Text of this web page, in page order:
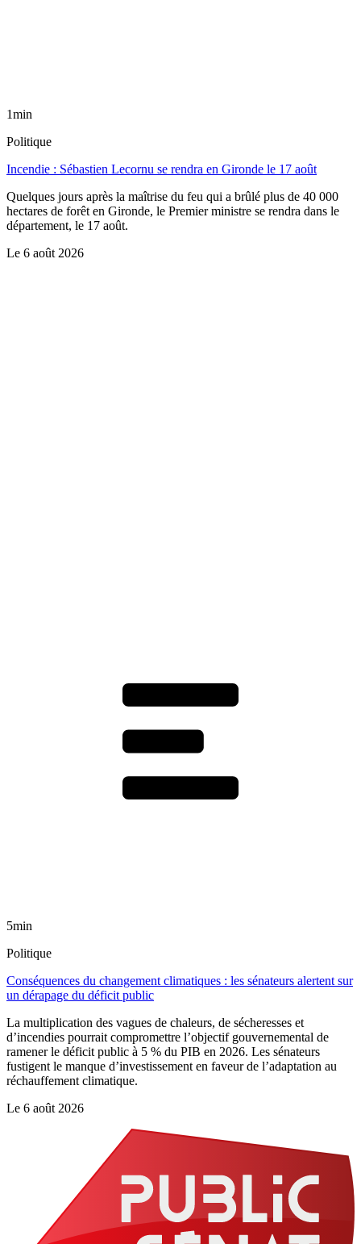
1min
Politique
Incendie : Sébastien Lecornu se rendra en Gironde le 17 août
Quelques jours après la maîtrise du feu qui a brûlé plus de 40 000
hectares de forêt en Gironde, le Premier ministre se rendra dans le
département, le 17 août.
Le 6 août 2026
5min
Politique
Conséquences du changement climatiques : les sénateurs alertent sur
un dérapage du déficit public
La multiplication des vagues de chaleurs, de sécheresses et
d’incendies pourrait compromettre l’objectif gouvernemental de
ramener le déficit public à 5 % du PIB en 2026. Les sénateurs
fustigent le manque d’investissement en faveur de l’adaptation au
réchauffement climatique.
Le 6 août 2026